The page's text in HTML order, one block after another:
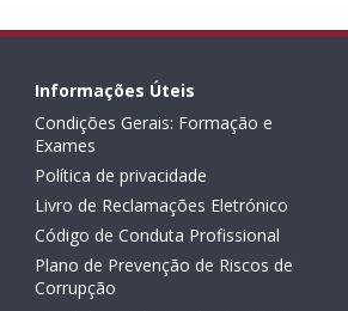
Informações Úteis
Condições Gerais: Formação e
Exames
Política de privacidade
Livro de Reclamações Eletrónico
Código de Conduta Profissional
Plano de Prevenção de Riscos de
Corrupção